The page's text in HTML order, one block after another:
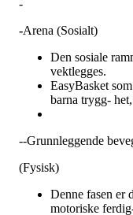
-
-Arena (Sosialt)
Den sosiale
vektlegges.
EasyBasket
barna trygg-
--Grunnleggende
(Fysisk)
Denne fasen er
motoriske